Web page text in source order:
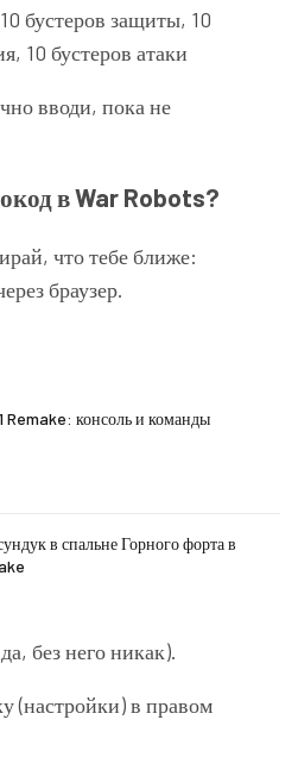
бустеров защиты, 10
10 бустеров атаки
вводи, пока не
в War Robots?
что тебе ближе:
браузер.
Remake: консоль и команды
в спальне Горного форта в
без него никак).
(настройки) в правом